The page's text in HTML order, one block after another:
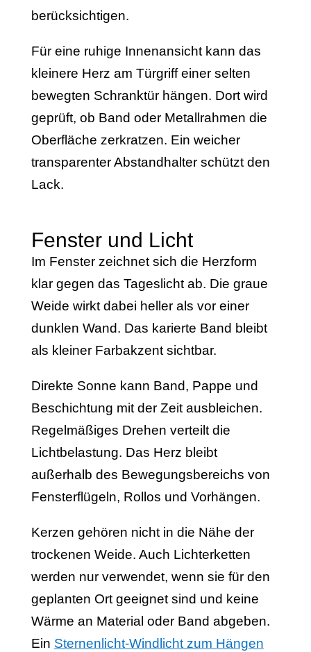
berücksichtigen.
Für eine ruhige Innenansicht kann das
kleinere Herz am Türgriff einer selten
bewegten Schranktür hängen. Dort wird
geprüft, ob Band oder Metallrahmen die
Oberfläche zerkratzen. Ein weicher
transparenter Abstandhalter schützt den
Lack.
Fenster und Licht
Im Fenster zeichnet sich die Herzform
klar gegen das Tageslicht ab. Die graue
Weide wirkt dabei heller als vor einer
dunklen Wand. Das karierte Band bleibt
als kleiner Farbakzent sichtbar.
Direkte Sonne kann Band, Pappe und
Beschichtung mit der Zeit ausbleichen.
Regelmäßiges Drehen verteilt die
Lichtbelastung. Das Herz bleibt
außerhalb des Bewegungsbereichs von
Fensterflügeln, Rollos und Vorhängen.
Kerzen gehören nicht in die Nähe der
trockenen Weide. Auch Lichterketten
werden nur verwendet, wenn sie für den
geplanten Ort geeignet sind und keine
Wärme an Material oder Band abgeben.
Ein Sternenlicht-Windlicht zum Hängen